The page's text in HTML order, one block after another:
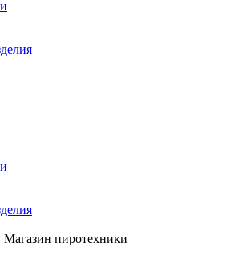
Магазин пиротехники